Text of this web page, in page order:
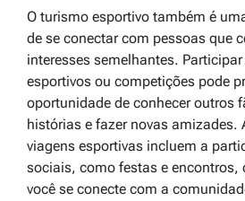
O turismo esportivo também é
de se conectar com pessoas que
interesses semelhantes.
esportivos ou competições pode
oportunidade de conhecer outros
histórias e fazer novas
viagens esportivas incluem a
sociais, como festas e encontros,
você se conecte com a